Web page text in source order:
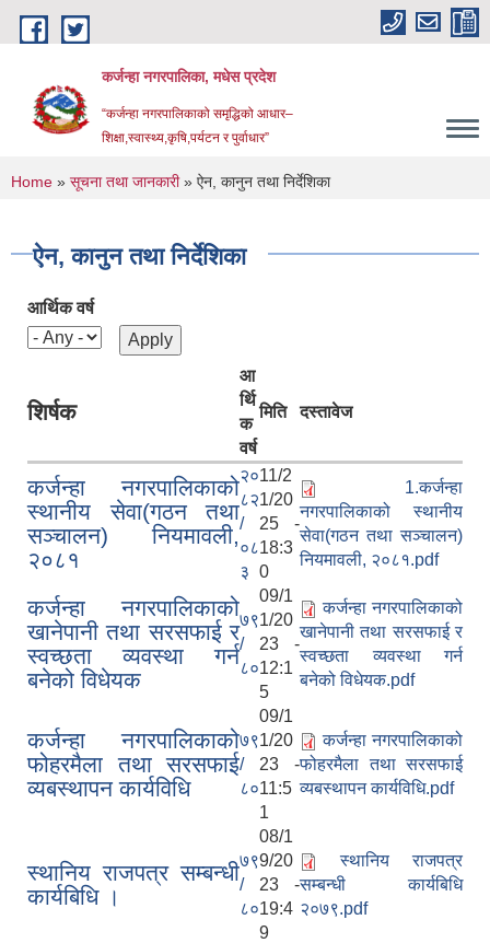
Skip to main content
कर्जन्हा नगरपालिका, मधेस प्रदेश
“कर्जन्हा नगरपालिकाको समृद्धिको आधार–
शिक्षा,स्वास्थ्य,कृषि,पर्यटन र पुर्वाधार”
You are here
Home » सूचना तथा जानकारी» ऐन, कानुन तथा निर्देशिका
ऐन, कानुन तथा निर्देशिका
आर्थिक वर्ष
शिर्षक
आ
र्थि
क
वर्ष
मिति दस्तावेज
कर्जन्हा नगरपालिकाको
स्थानीय सेवा(गठन तथा
सञ्चालन) नियमावली,
२०८१
२०
८२
/
०८
३
11/2
1/20
25 -
18:3
0
1.कर्जन्हा
नगरपालिकाको स्थानीय
सेवा(गठन तथा सञ्चालन)
नियमावली, २०८१.pdf
कर्जन्हा नगरपालिकाको
खानेपानी तथा सरसफाई र
स्वच्छता व्यवस्था गर्न
बनेको विधेयक
७९
/
८०
09/1
1/20
23 -
12:1
5
कर्जन्हा नगरपालिकाको
खानेपानी तथा सरसफाई र
स्वच्छता व्यवस्था गर्न
बनेको विधेयक.pdf
कर्जन्हा नगरपालिकाको
फोहरमैला तथा सरसफाई
व्यबस्थापन कार्यविधि
७९
/
८०
09/1
1/20
23 -
11:5
1
कर्जन्हा नगरपालिकाको
फोहरमैला तथा सरसफाई
व्यबस्थापन कार्यविधि.pdf
स्थानिय राजपत्र सम्बन्धी
कार्यबिधि ।
७९
/
८०
08/1
9/20
23 -
19:4
9
स्थानिय राजपत्र
सम्बन्धी कार्यबिधि
२०७९.pdf